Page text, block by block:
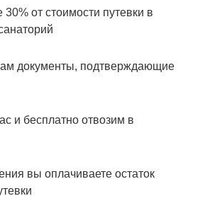
от стоимости путевки в
документы, подтверждающие
и бесплатно отвозим в
вы оплачиваете остаток